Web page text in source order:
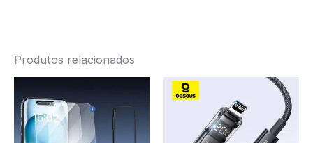
Produtos relacionados